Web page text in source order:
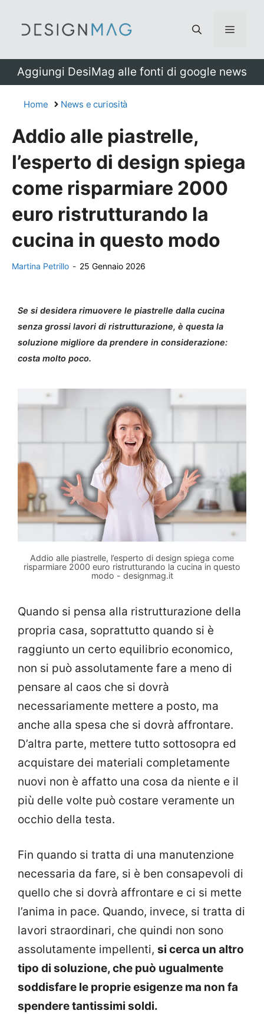
Menu
Aggiungi DesiMag alle fonti di google news
Home News e curiosità
Addio alle piastrelle,
l’esperto di design spiega
come risparmiare 2000
euro ristrutturando la
cucina in questo modo
Martina Petrillo - 25 Gennaio 2026
Se si desidera rimuovere le piastrelle dalla cucina
senza grossi lavori di ristrutturazione, è questa la
soluzione migliore da prendere in considerazione:
costa molto poco.
Addio alle piastrelle, l’esperto di design spiega come
risparmiare 2000 euro ristrutturando la cucina in questo
modo - designmag.it
Quando si pensa alla ristrutturazione della
propria casa, soprattutto quando si è
raggiunto un certo equilibrio economico,
non si può assolutamente fare a meno di
pensare al caos che si dovrà
necessariamente mettere a posto, ma
anche alla spesa che si dovrà affrontare.
D’altra parte, mettere tutto sottosopra ed
acquistare dei materiali completamente
nuovi non è affatto una cosa da niente e il
più delle volte può costare veramente un
occhio della testa.
Fin quando si tratta di una manutenzione
necessaria da fare, si è ben consapevoli di
quello che si dovrà affrontare e ci si mette
l’anima in pace. Quando, invece, si tratta di
lavori straordinari, che quindi non sono
assolutamente impellenti, si cerca un altro
tipo di soluzione, che può ugualmente
soddisfare le proprie esigenze ma non fa
spendere tantissimi soldi.